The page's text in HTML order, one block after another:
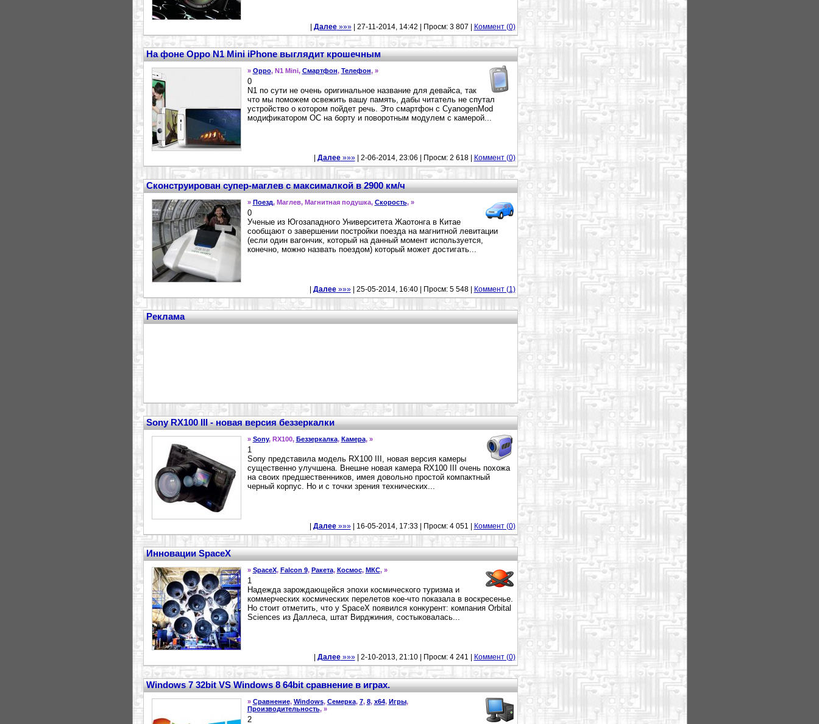
Далее»»»| 27-11-2014, 14:42 | Просм: 3 807 | Коммент (0)
На фоне Oppo N1 Mini iPhone выглядит крошечным
» Oppo, N1 Mini, Смартфон, Телефон, »
0
N1 по сути не очень оригинальное название для девайса, так
что мы поможем освежить вашу память, дабы читатель не спутал
устройство о котором пойдет речь. Это смартфон с CyanogenMod
модификатором ОС на борту и поворотным модулем с камерой...
Далее»»»| 2-06-2014, 23:06 | Просм: 2 618 | Коммент (0)
Сконструирован супер-маглев с максималкой в 2900 км/ч
» Поезд, Маглев, Магнитная подушка, Скорость, »
0
Ученые из Югозападного Университета Жаотонга в Китае
сообщают о завершении постройки поезда на магнитной левитации
(если один вагончик, который на данный момент используется,
конечно, можно назвать поездом) который может достигать...
Далее»»»| 25-05-2014, 16:40 | Просм: 5 548 | Коммент (1)
Реклама
Sony RX100 III - новая версия беззеркалки
» Sony, RX100, Беззеркалка, Камера, »
1
Sony представила модель RX100 III, новая версия камеры
существенно улучшена. Внешне новая камера RX100 III очень похожа
на своих предшественников, имея довольно простой компактный
черный корпус. Но и с точки зрения технических...
Далее»»»| 16-05-2014, 17:33 | Просм: 4 051 | Коммент (0)
Инновации SpaceX
» SpaceX, Falcon 9, Ракета, Космос, МКС, »
1
Надежда зарождающейся эпохи космического туризма и
коммерческих космических перелетов кое-что показала в воскресенье.
Но стоит отметить, что у SpaceX появился конкурент: компания Orbital
Sciences из Даллеса, штат Вирджиния, состыковалась...
Далее»»»| 2-10-2013, 21:10 | Просм: 4 241 | Коммент (0)
Windows 7 32bit VS Windows 8 64bit сравнение в играх.
» Сравнение, Windows, Семерка, 7, 8, x64, Игры,
Производительность, »
2